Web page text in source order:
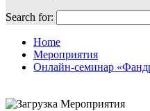
Search for:
Home
Мероприятия
Онлайн-семинар